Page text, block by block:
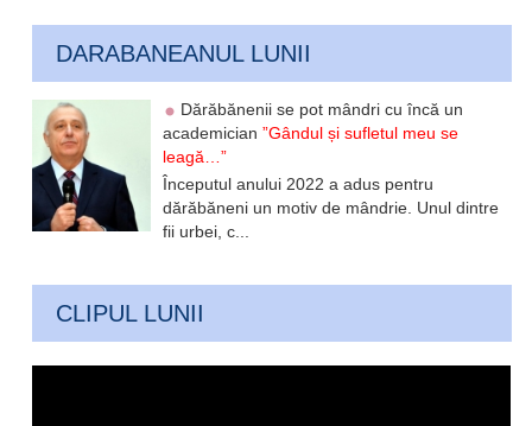
DARABANEANUL LUNII
Dărăbănenii se pot mândri cu încă un
academician”Gândul și sufletul meu se
leagă…”
Începutul anului 2022 a adus pentru
dărăbăneni un motiv de mândrie. Unul dintre
fii urbei, c...
CLIPUL LUNII